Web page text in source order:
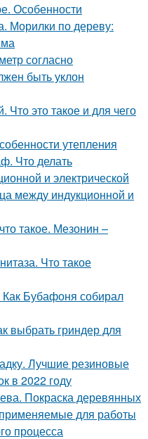
Особенности
Морилки по дереву:
согласно
быть уклон
это такое и для чего
утепления
Что делать
и электрической
между индукционной и
такое. Мезонин –
Что такое
Как Бубафоня собирал
выбрать гриндер для
Лучшие резиновые
в 2022 году
Покраска деревянных
для работы
процесса